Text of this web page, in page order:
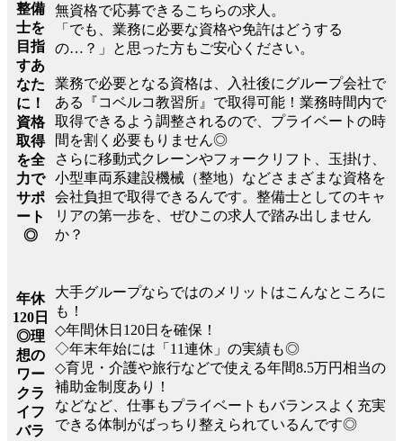
整備
士を
目指
すあ
なた
に！
資格
取得
を全
力で
サポ
ート
◎
無資格で応募できるこちらの求人。
「でも、業務に必要な資格や免許はどうする
の…？」と思った方もご安心ください。
業務で必要となる資格は、入社後にグループ会社で
ある『コベルコ教習所』で取得可能！業務時間内で
取得できるよう調整されるので、プライベートの時
間を割く必要もりません◎
さらに移動式クレーンやフォークリフト、玉掛け、
小型車両系建設機械（整地）などさまざまな資格を
会社負担で取得できるんです。整備士としてのキャ
リアの第一歩を、ぜひこの求人で踏み出しません
か？
年休
120日
◎理
想の
ワー
クラ
イフ
バラ
大手グループならではのメリットはこんなところに
も！
◇年間休日120日を確保！
◇年末年始には「11連休」の実績も◎
◇育児・介護や旅行などで使える年間8.5万円相当の
補助金制度あり！
などなど、仕事もプライベートもバランスよく充実
できる体制がばっちり整えられているんです◎